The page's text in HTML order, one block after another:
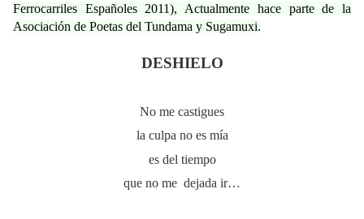
Ferrocarriles Españoles 2011), Actualmente hace parte de la
Asociación de Poetas del Tundama y Sugamuxi.
DESHIELO
No me castigues
la culpa no es mía
es del tiempo
que no me dejada ir…